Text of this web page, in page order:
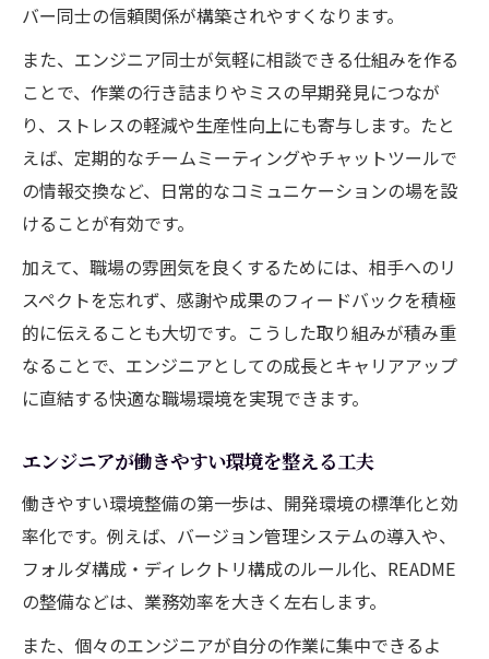
バー同士の信頼関係が構築されやすくなります。
また、エンジニア同士が気軽に相談できる仕組みを作る
ことで、作業の行き詰まりやミスの早期発見につなが
り、ストレスの軽減や生産性向上にも寄与します。たと
えば、定期的なチームミーティングやチャットツールで
の情報交換など、日常的なコミュニケーションの場を設
けることが有効です。
加えて、職場の雰囲気を良くするためには、相手へのリ
スペクトを忘れず、感謝や成果のフィードバックを積極
的に伝えることも大切です。こうした取り組みが積み重
なることで、エンジニアとしての成長とキャリアアップ
に直結する快適な職場環境を実現できます。
エンジニアが働きやすい環境を整える工夫
働きやすい環境整備の第一歩は、開発環境の標準化と効
率化です。例えば、バージョン管理システムの導入や、
フォルダ構成・ディレクトリ構成のルール化、README
の整備などは、業務効率を大きく左右します。
また、個々のエンジニアが自分の作業に集中できるよ